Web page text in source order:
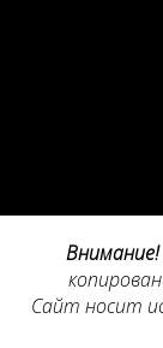
Внимание!
Сайт носит